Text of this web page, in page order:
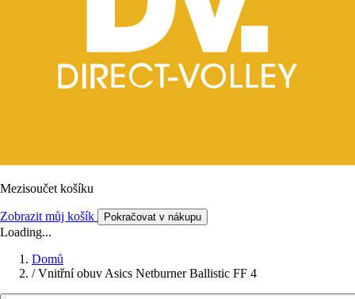
Mezisoučet košíku
Zobrazit můj košík Pokračovat v nákupu
Loading...
Domů
/ Vnitřní obuv Asics Netburner Ballistic FF 4